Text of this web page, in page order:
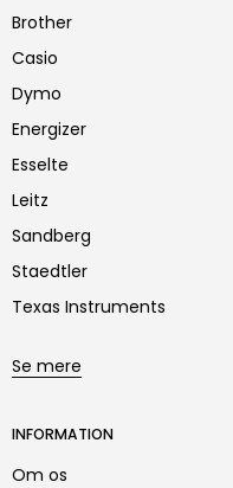
Brother
Casio
Dymo
Energizer
Esselte
Leitz
Sandberg
Staedtler
Texas Instruments
Se mere
INFORMATION
Om os